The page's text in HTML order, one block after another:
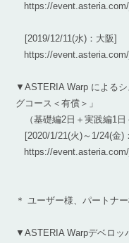
https://
[2019/12/11(水)：大阪]
https://
▼ASTERIA Warp による
グコース＜有償＞」
（基礎編2日＋実践編1日
[2020/1/21(火)～1/24(金)
https://
＊ ユーザー様、パートナ
▼ASTERIA Warpデベロッ